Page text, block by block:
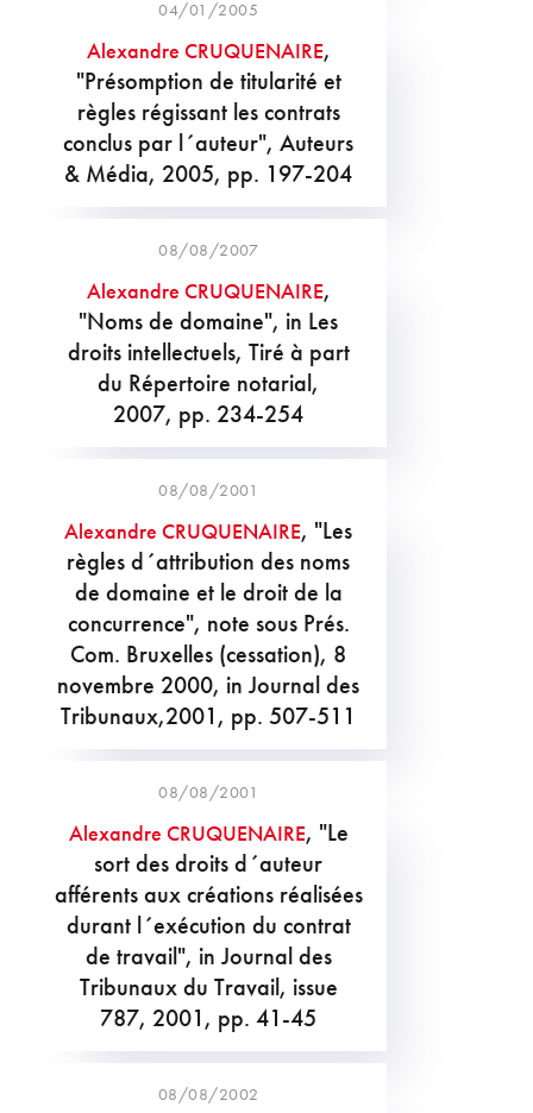
04/01/2005
Alexandre CRUQUENAIRE,
"Présomption de titularité et
règles régissant les contrats
conclus par l´auteur", Auteurs
& Média, 2005, pp. 197-204
08/08/2007
Alexandre CRUQUENAIRE,
"Noms de domaine", in Les
droits intellectuels, Tiré à part
du Répertoire notarial,
2007, pp. 234-254
08/08/2001
Alexandre CRUQUENAIRE, "Les
règles d´attribution des noms
de domaine et le droit de la
concurrence", note sous Prés.
Com. Bruxelles (cessation), 8
novembre 2000, in Journal des
Tribunaux,2001, pp. 507-511
08/08/2001
Alexandre CRUQUENAIRE, "Le
sort des droits d´auteur
afférents aux créations réalisées
durant l´exécution du contrat
de travail", in Journal des
Tribunaux du Travail, issue
787, 2001, pp. 41-45
08/08/2002